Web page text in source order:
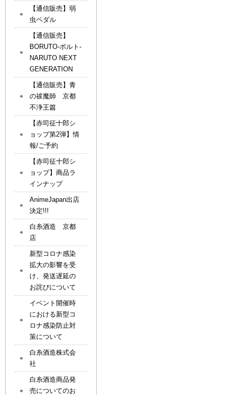
【通信販売】弱
虫ペダル
【通信販売】
BORUTO-ボルト-
NARUTO NEXT
GENERATION
【通信販売】青
の祓魔師 京都
不浄王篇
【赤司征十郎シ
ョップ第2弾】情
報/ご予約
【赤司征十郎シ
ョップ】商品ラ
インナップ
AnimeJapan出店
決定!!!
白糸酒造 京都
店
新型コロナ感染
拡大の影響を受
け、発送遅延の
お詫びについて
イベント開催時
における新型コ
ロナ感染防止対
策について
白糸酒造株式会
社
白糸酒造商品発
売についてのお